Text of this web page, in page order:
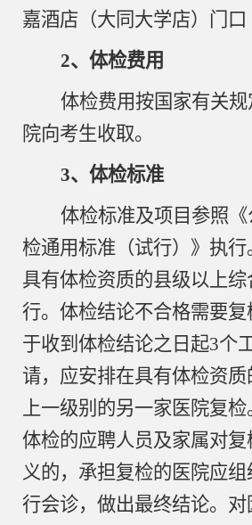
嘉酒店（大同大学店）门口
2、体检费用
体检费用按国家有关
院向考生收取。
3、体检标准
体检标准及项目参照
检通用标准（试行）》执
具有体检资质的县级以上
行。体检结论不合格需要
于收到体检结论之日起3个
请，应安排在具有体检资
上一级别的另一家医院复
体检的应聘人员及家属对
义的，承担复检的医院应
行会诊，做出最终结论。